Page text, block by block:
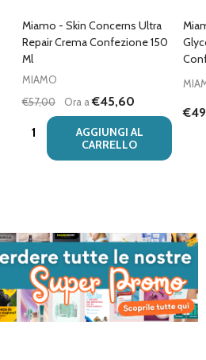
Miamo - Skin Concerns Ultra
Repair Crema Confezione 150
Ml
MIAMO
€57,00
Ora a€45,60
Quantità:
AGGIUNGI AL
CARRELLO